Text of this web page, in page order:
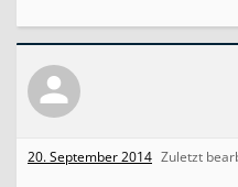
20. September 2014 Zuletzt